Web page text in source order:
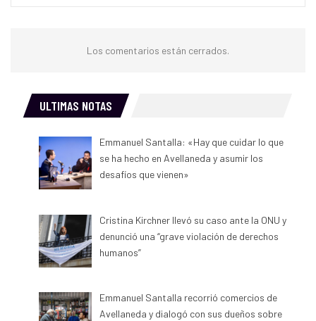
Los comentarios están cerrados.
ULTIMAS NOTAS
Emmanuel Santalla: «Hay que cuidar lo que
se ha hecho en Avellaneda y asumir los
desafíos que vienen»
Cristina Kirchner llevó su caso ante la ONU y
denunció una “grave violación de derechos
humanos”
Emmanuel Santalla recorrió comercios de
Avellaneda y dialogó con sus dueños sobre